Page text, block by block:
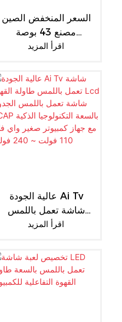
السعر المنخفض الصين
مصنع 43 بوصة
التفاعلية شاشة تعمل
1920 * 1080 متعدد
اللمس الجدول
المطاعم الذكية Lcd
الجدول1
اقرأ المزيد
عالية الجودة Ai Tv
شاشة تعمل باللمس
طاولة القهوة Lcd
الجدول PCAP بالسعة
التكنولوجيا الذكية مع
جهاز كمبيوتر صغير واي
اقرأ المزيد